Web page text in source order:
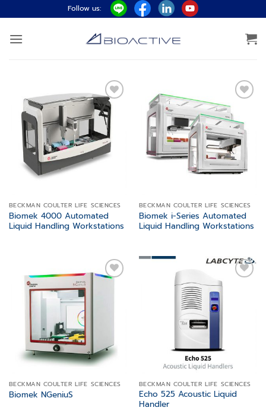
ไป
ยัง
Follow us:
Add to
wishlist
BECKMAN COULTER LIFE SCIENCES
Biomek 4000 Automated
Liquid Handling Workstations
Add to
wishlist
BECKMAN COULTER LIFE SCIENCES
Biomek i-Series Automated
Liquid Handling Workstations
BECKMAN COULTER LIFE SCIENCES
Biomek NGeniuS
BECKMAN COULTER LIFE SCIENCES
Echo 525 Acoustic Liquid
Handler